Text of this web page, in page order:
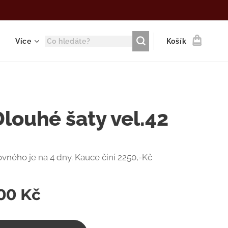
Více Košík
šaty vel.42
je na 4 dny. Kauce činí 2250,-Kč
Kč